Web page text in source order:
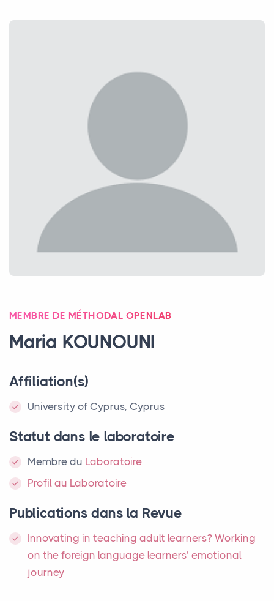
MEMBRE DE MÉTHODAL OPENLAB
Maria KOUNOUNI
Affiliation(s)
University of Cyprus, Cyprus
Statut dans le laboratoire
Membre du Laboratoire
Profil au Laboratoire
Publications dans la Revue
Innovating in teaching adult learners? Working
on the foreign language learners’ emotional
journey